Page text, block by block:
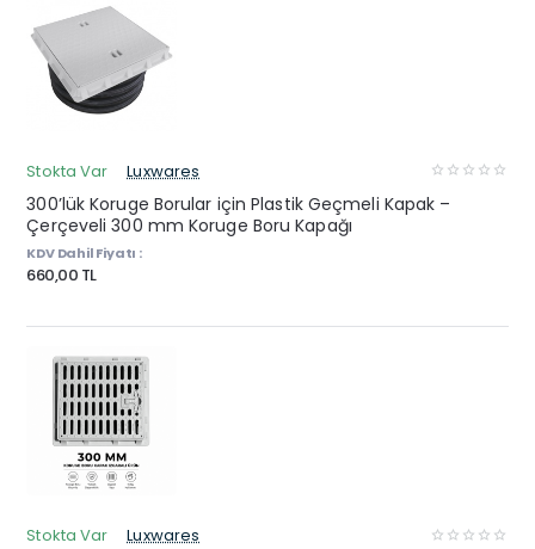
Stokta Var Luxwares
300’lük Koruge Borular için Plastik Geçmeli Kapak –
Çerçeveli 300 mm Koruge Boru Kapağı
KDV Dahil Fiyatı :
660,00 TL
Stokta Var Luxwares